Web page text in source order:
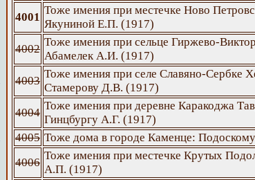
4001
Тоже имения при местечке Ново
Якуниной Е.П. (1917)
4002
Тоже имения при сельце Гиржево-
Абамелек А.И. (1917)
4003
Тоже имения при селе Славяно-Сербке
Стамерову Д.В. (1917)
4004
Тоже имения при деревне Каракоджа
Гинцбургу А.Г. (1917)
4005 Тоже дома в городе Каменце:
4006
Тоже имения при местечке Крутых
А.П. (1917)